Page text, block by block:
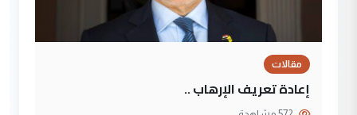
مقالات
إعادة تعريف الإرهاب ..